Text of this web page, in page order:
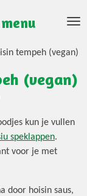
tempeh (vegan)
(vegan)
kun je vullen
speklappen.
voor je met
door hoisin saus,